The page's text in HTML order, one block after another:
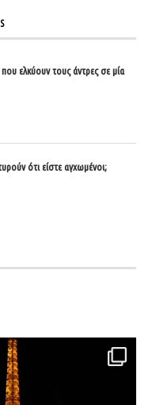
που ελκύουν τους άντρες σε μία
ότι είστε αγχωμένοι;